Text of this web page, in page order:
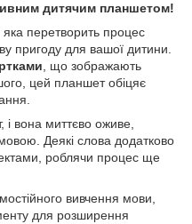
дитячим планшетом!
яка перетворить процес
пригоду для вашої дитини.
, що зображають
цей планшет обіцяє
і вона миттєво оживе,
Деякі слова додатково
роблячи процес ще
вивчення мови,
для розширення